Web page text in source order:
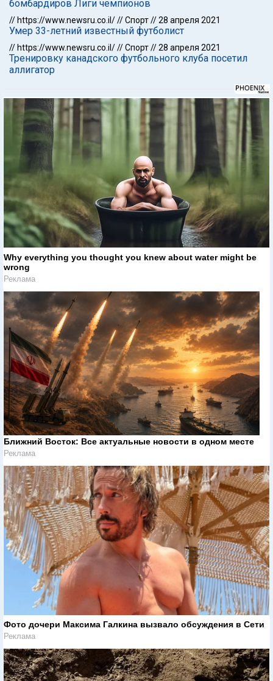
бомбардиров Лиги чемпионов
// https://www.newsru.co.il///Спорт//28 апреля 2021
Умер 33-летний известный футболист
// https://www.newsru.co.il///Спорт//28 апреля 2021
Тренировку канадского футбольного клуба посетил
аллигатор
Why everything you thought you knew about water might be
wrong
Реклама
Ближний Восток: Все актуальные новости в одном месте
Реклама
Фото дочери Максима Галкина вызвало обсуждения в Сети
Реклама